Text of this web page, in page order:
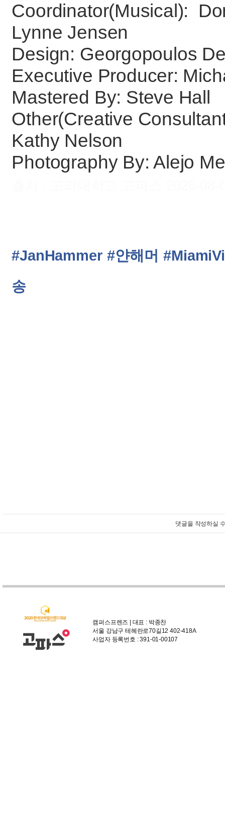
Coordinator(Musical):
Lynne Jensen
Design: Georgopoulos
Executive Producer:
Mastered By: Steve Hall
Other(Creative
Kathy Nelson
Photography By: Alejo
#JanHammer #얀해머
송
댓글을 작성하실
캠퍼스프렌즈 | 대표 : 박종찬
서울 강남구 테헤란로70길12 402-418A
사업자 등록번호 : 391-01-00107